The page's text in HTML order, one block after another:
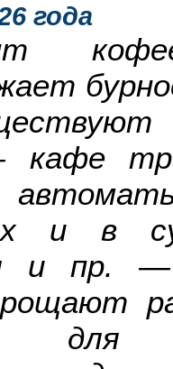
года
и в
и пр.
для